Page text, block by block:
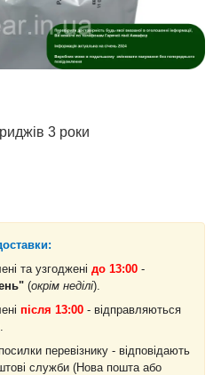
3 роки
та узгоджені до 13:00 -
(окрім неділі).
після 13:00 - відправляються
перевізнику - відповідають
служби (Нова пошта або